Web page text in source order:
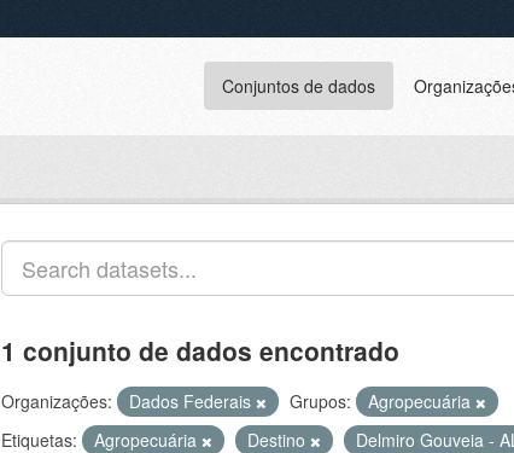
Conjuntos de dados
1 conjunto de dados encontrado
Organizações: Dados Federais Grupos:
Agropecuária
Etiquetas:
Agropecuária Destino Delmiro Gouveia -